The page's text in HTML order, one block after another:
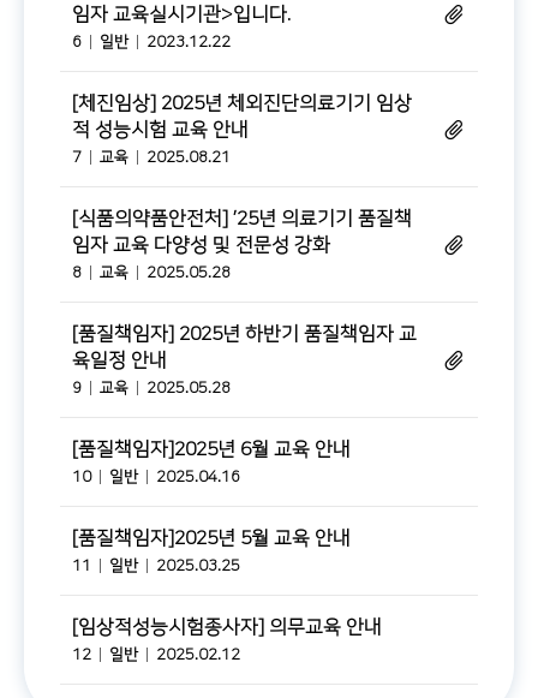
6 일반
임자 교육실시기관>입니다.
2023.12.22
7 교육
[체진임상] 2025년 체외진단의료기기 임상
적 성능시험 교육 안내
2025.08.21
8 교육
[식품의약품안전처] ’25년 의료기기 품질책
임자 교육 다양성 및 전문성 강화
2025.05.28
9 교육
[품질책임자] 2025년 하반기 품질책임자 교
육일정 안내
2025.05.28
10 일반
[품질책임자]2025년 6월 교육 안내
2025.04.16
11 일반
[품질책임자]2025년 5월 교육 안내
2025.03.25
12 일반
[임상적성능시험종사자] 의무교육 안내
2025.02.12